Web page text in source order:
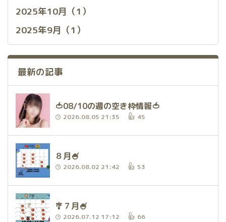
2025年10月（1）
2025年9月（1）
最新の記事
🍅08/10の週の空き枠情報🍅
2026.08.05 21:35 45
８月🍧
2026.08.02 21:42 53
🎐７月🍧
2026.07.12 17:12 66